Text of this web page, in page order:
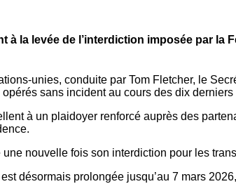
la levée de l’interdiction imposée par
unies, conduite par Tom Fletcher, le
sans incident au cours des dix derniers
à un plaidoyer renforcé auprès des
nouvelle fois son interdiction pour les
désormais prolongée jusqu’au 7 mars